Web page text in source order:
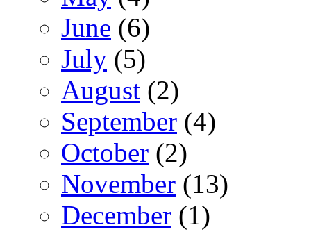
June (6)
July (5)
August (2)
September (4)
October (2)
November (13)
December (1)